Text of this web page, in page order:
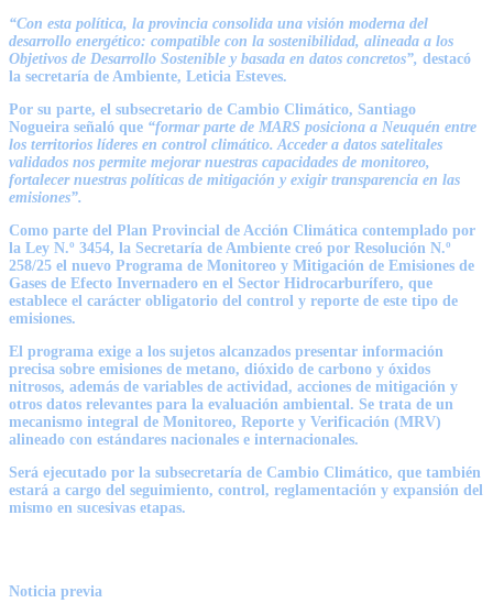
“Con esta política, la provincia consolida una visión moderna del
desarrollo energético: compatible con la sostenibilidad, alineada a los
Objetivos de Desarrollo Sostenible y basada en datos concretos”, destacó
la secretaría de Ambiente, Leticia Esteves.
Por su parte, el subsecretario de Cambio Climático, Santiago
Nogueira señaló que “formar parte de MARS posiciona a Neuquén entre
los territorios líderes en control climático. Acceder a datos satelitales
validados nos permite mejorar nuestras capacidades de monitoreo,
fortalecer nuestras políticas de mitigación y exigir transparencia en las
emisiones”.
Como parte del Plan Provincial de Acción Climática contemplado por
la Ley N.º 3454, la Secretaría de Ambiente creó por Resolución N.º
258/25 el nuevo Programa de Monitoreo y Mitigación de Emisiones de
Gases de Efecto Invernadero en el Sector Hidrocarburífero, que
establece el carácter obligatorio del control y reporte de este tipo de
emisiones.
El programa exige a los sujetos alcanzados presentar información
precisa sobre emisiones de metano, dióxido de carbono y óxidos
nitrosos, además de variables de actividad, acciones de mitigación y
otros datos relevantes para la evaluación ambiental. Se trata de un
mecanismo integral de Monitoreo, Reporte y Verificación (MRV)
alineado con estándares nacionales e internacionales.
Será ejecutado por la subsecretaría de Cambio Climático, que también
estará a cargo del seguimiento, control, reglamentación y expansión del
mismo en sucesivas etapas.
Noticia previa